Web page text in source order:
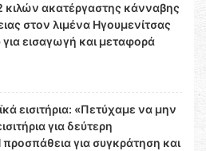
ακατέργαστης κάνναβης
στον λιμένα Ηγουμενίτσας
εισαγωγή και μεταφορά
εισιτήρια: «Πετύχαμε να μην
για δεύτερη
για συγκράτηση και